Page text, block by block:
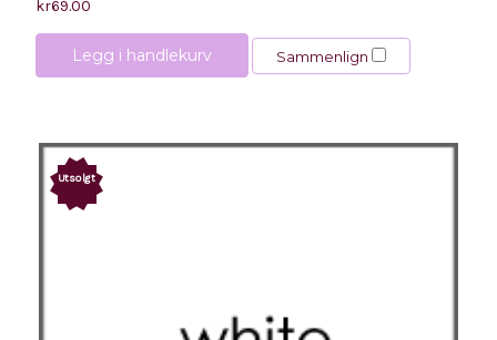
kr69.00
Legg i handlekurv Sammenlign
Utsolgt